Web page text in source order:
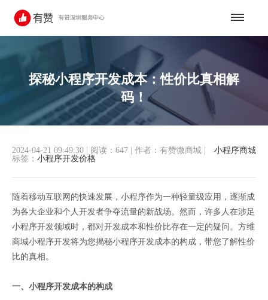
探秘小程序开发成本：性价比真相解
码！
小程序商城
2024-04-21 09:49:30 阅读：647 作者：有赞微商城
标签： 小程序开发价格
随着移动互联网的快速发展，小程序作为一种轻量级应用，逐渐成
为各大企业和个人开发者争夺流量的新战场。然而，许多人在涉足
小程序开发领域时，都对开发成本和性价比存在一定的疑问。方维
商城小程序开发将为您揭秘小程序开发成本的构成，带您了解性价
比的真相。
一、小程序开发成本的构成